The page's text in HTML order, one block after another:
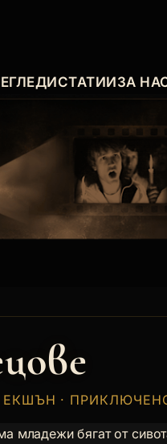
СТАТИИЗА
ЕКШЪН ·
младежи бягат от